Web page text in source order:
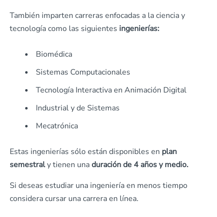
También imparten carreras enfocadas a la ciencia y
tecnología como las siguientes ingenierías:
Biomédica
Sistemas Computacionales
Tecnología Interactiva en Animación Digital
Industrial y de Sistemas
Mecatrónica
Estas ingenierías sólo están disponibles en plan
semestraly tienen unaduración de 4 años y medio.
Si deseas estudiar una ingeniería en menos tiempo
considera cursar una carrera en línea.